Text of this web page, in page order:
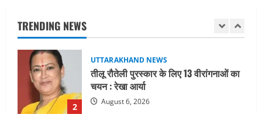
TRENDING NEWS
2
3
मिस उत्तराखंड 2026 के सब-कॉन्टेस्ट ‘मिस
ब्यूटीफुल आइज़’ एवं ‘मिस ब्यूटीफुल हेयर’ का
आयोजन
August 5, 2026